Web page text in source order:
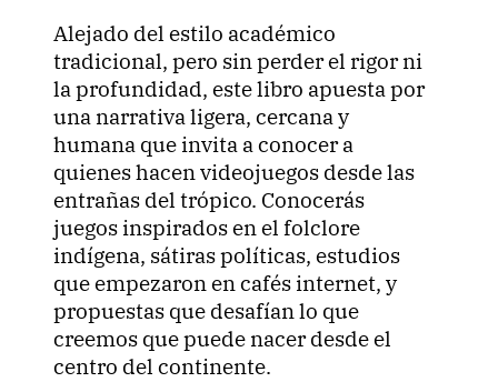
Alejado del estilo académico
tradicional, pero sin perder el rigor ni
la profundidad, este libro apuesta por
una narrativa ligera, cercana y
humana que invita a conocer a
quienes hacen videojuegos desde las
entrañas del trópico. Conocerás
juegos inspirados en el folclore
indígena, sátiras políticas, estudios
que empezaron en cafés internet, y
propuestas que desafían lo que
creemos que puede nacer desde el
centro del continente.